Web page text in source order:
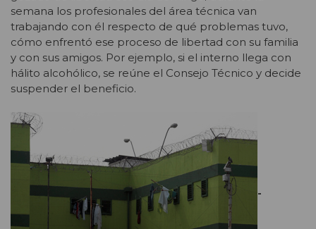
semana los profesionales del área técnica van
trabajando con él respecto de qué problemas tuvo,
cómo enfrentó ese proceso de libertad con su familia
y con sus amigos. Por ejemplo, si el interno llega con
hálito alcohólico, se reúne el Consejo Técnico y decide
suspender el beneficio.
-